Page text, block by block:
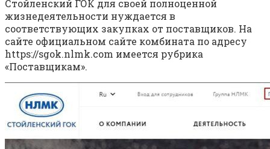
Стойленский ГОК для своей полноценной
жизнедеятельности нуждается в
соответствующих закупках от поставщиков. На
сайте официальном сайте комбината по адресу
https://sgok.nlmk.com имеется рубрика
«Поставщикам».